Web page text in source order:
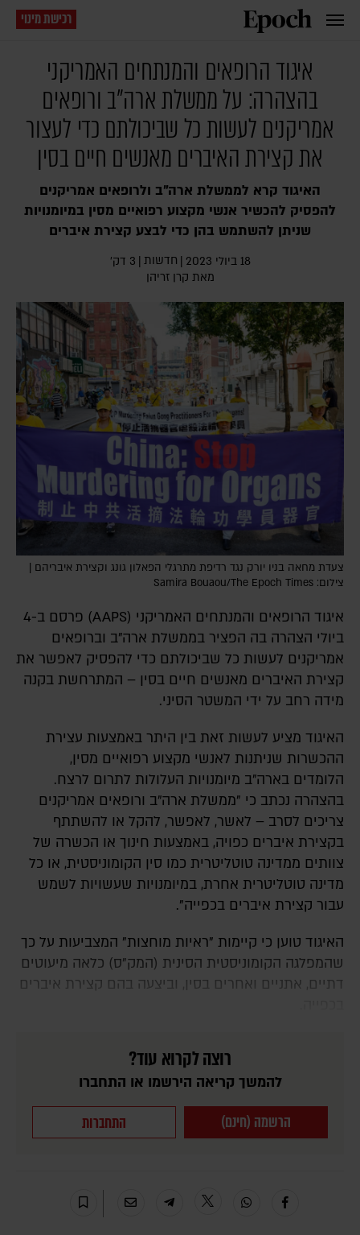
רכישת מינוי
איגוד הרופאים והמנתחים האמריקני
בהצהרה: על ממשלת ארה"ב ורופאים
אמריקנים לעשות כל שביכולתם כדי לעצור
את קצירת האיברים מאנשים חיים בסין
האיגוד קרא לממשלת ארה"ב ולרופאים אמריקנים
להפסיק להכשיר אנשי מקצוע רפואיים מסין במיומנויות
שניתן להשתמש בהן כדי לבצע קצירת איברים
18 ביולי 2023 | חדשות | 3 דק׳
מאת קרן זריהן
צעדת מחאה בניו יורק נגד רדיפת מתרגלי הפאלון גונג וקצירת איבריהם |
צילום: Samira Bouaou/The Epoch Times
איגוד הרופאים והמנתחים האמריקני (AAPS) פרסם ב-4
ביולי הצהרה בה הפציר בממשלת ארה"ב וברופאים
אמריקנים לעשות כל שביכולתם כדי להפסיק לאפשר את
קצירת האיברים מאנשים חיים בסין – המתרחשת בקנה
מידה רחב על ידי המשטר הסיני.
האיגוד מציע לעשות זאת בין היתר באמצעות עצירת
ההכשרות שניתנות לאנשי מקצוע רפואיים מסין,
הלומדים בארה"ב מיומנויות העלולות לתרום לרצח.
בהצהרה נכתב כי "ממשלת ארה"ב ורופאים אמריקנים
צריכים לסרב – לאשר, לאפשר, להקל או להשתתף
בקצירת איברים כפויה, באמצעות חינוך או הכשרה של
צוותים ממדינה טוטליטרית כמו סין הקומוניסטית, או כל
מדינה טוטליטרית אחרת, במיומנויות שעשויות לשמש
עבור קצירת איברים בכפייה".
האיגוד טוען כי קיימות "ראיות מוחצות" המצביעות על כך
שהמפלגה הקומוניסטית הסינית (המק"ס) כלאה מיעוטים
דתיים, אתניים ואחרים בסין, וביצעה בהם קצירת איברים
רוצה לקרוא עוד?
להמשך קריאה הירשמו או התחברו
הרשמה (חינם) התחברות